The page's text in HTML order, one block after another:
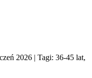
2026 | Tagi: 36-45 lat,